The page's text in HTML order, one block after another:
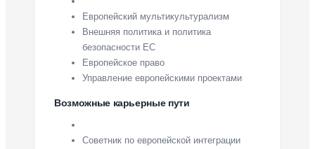
Европейский мультикультурализм
Внешняя политика и политика
безопасности ЕС
Европейское право
Управление европейскими проектами
Возможные карьерные пути
Советник по европейской интеграции